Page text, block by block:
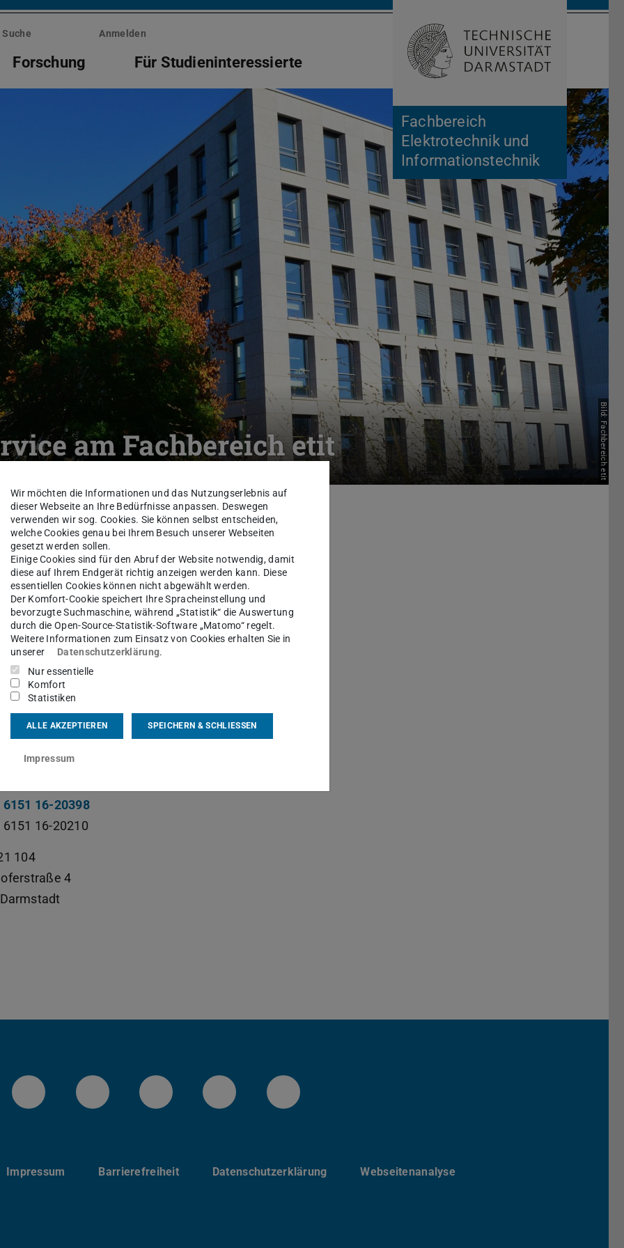
Fachbereich
Elektrotechnik und
Informationstechnik
Suche Anmelden
Forschung Für Studieninteressierte Suche öffnen
am Fachbereich etit Bild: Fachbereich etit
Verwaltung und Service
Sust
Mitarbeiter:innen
Organisation, First Spirit, Interne Mitteilungen
...
6151 16-20398
6151 16-20210
104
4
Darmstadt
Instagram-Kanal von etit
Facebookpage von etit
YouTube-Channel von etit
LinkedIn-Seite von etit
Bluesky-Kanal von etit
Impressum Barrierefreiheit Datenschutzerklärung Webseitenanalyse
Wir möchten die Informationen und das Nutzungserlebnis auf
dieser Webseite an Ihre Bedürfnisse anpassen. Deswegen
verwenden wir sog. Cookies. Sie können selbst entscheiden,
welche Cookies genau bei Ihrem Besuch unserer Webseiten
gesetzt werden sollen.
Einige Cookies sind für den Abruf der Website notwendig, damit
diese auf Ihrem Endgerät richtig anzeigen werden kann. Diese
essentiellen Cookies können nicht abgewählt werden.
Der Komfort-Cookie speichert Ihre Spracheinstellung und
bevorzugte Suchmaschine, während „Statistik“ die Auswertung
durch die Open-Source-Statistik-Software „Matomo“ regelt.
Weitere Informationen zum Einsatz von Cookies erhalten Sie in
unserer
Datenschutzerklärung.
Nur essentielle
Komfort
Statistiken
ALLE AKZEPTIEREN SPEICHERN & SCHLIESSEN
Impressum